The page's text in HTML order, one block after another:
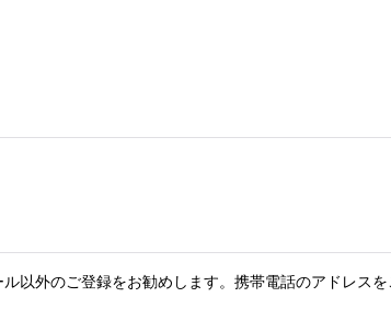
以外のご登録をお勧めします。携帯電話のアドレス